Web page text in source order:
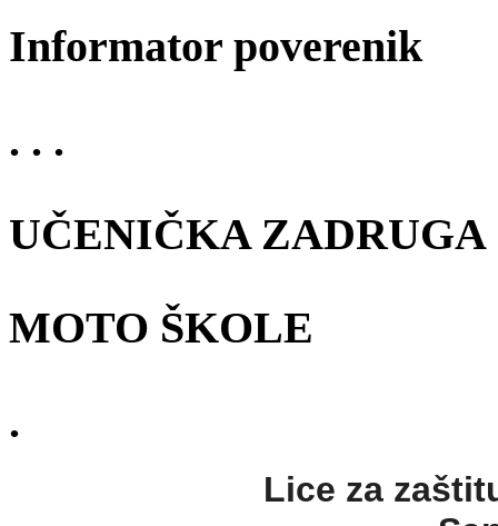
Informator poverenik
. . .
UČENIČKA ZADRUGA
MOTO ŠKOLE
.
Lice za